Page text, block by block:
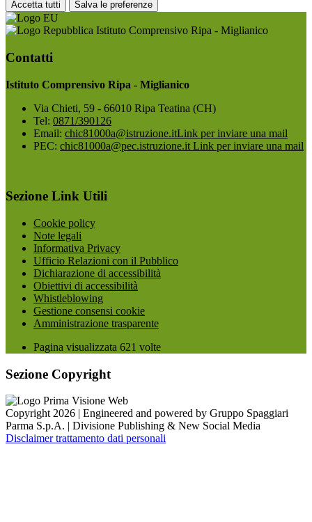
Accetta tutti Salva le preferenze
Istituto Comprensivo Ripa - Miglianico
Contatti
Istituto Comprensivo Ripa - Miglianico
Via Chieti, 59 - 66010 Ripa Teatina (CH)
Tel: 0871/390126
Email: chic81000a@istruzione.itLink per inviare una mail
PEC: chic81000a@pec.istruzione.it Link per inviare una mail
Sezione Link Utili
Cookie policy
Note legali
Informativa Privacy
Ufficio Relazioni con il Pubblico
Dichiarazione di accessibilità
Obiettivi di accessibilità
Whistleblowing
Gestione consensi cookie
Amministrazione trasparente
Pagina visualizzata 621 volte
Sezione Copyright
Copyright 2026 | Engineered and powered by Gruppo Spaggiari
Parma S.p.A. | Divisione Publishing & New Social Media
Disclaimer trattamento dati personali